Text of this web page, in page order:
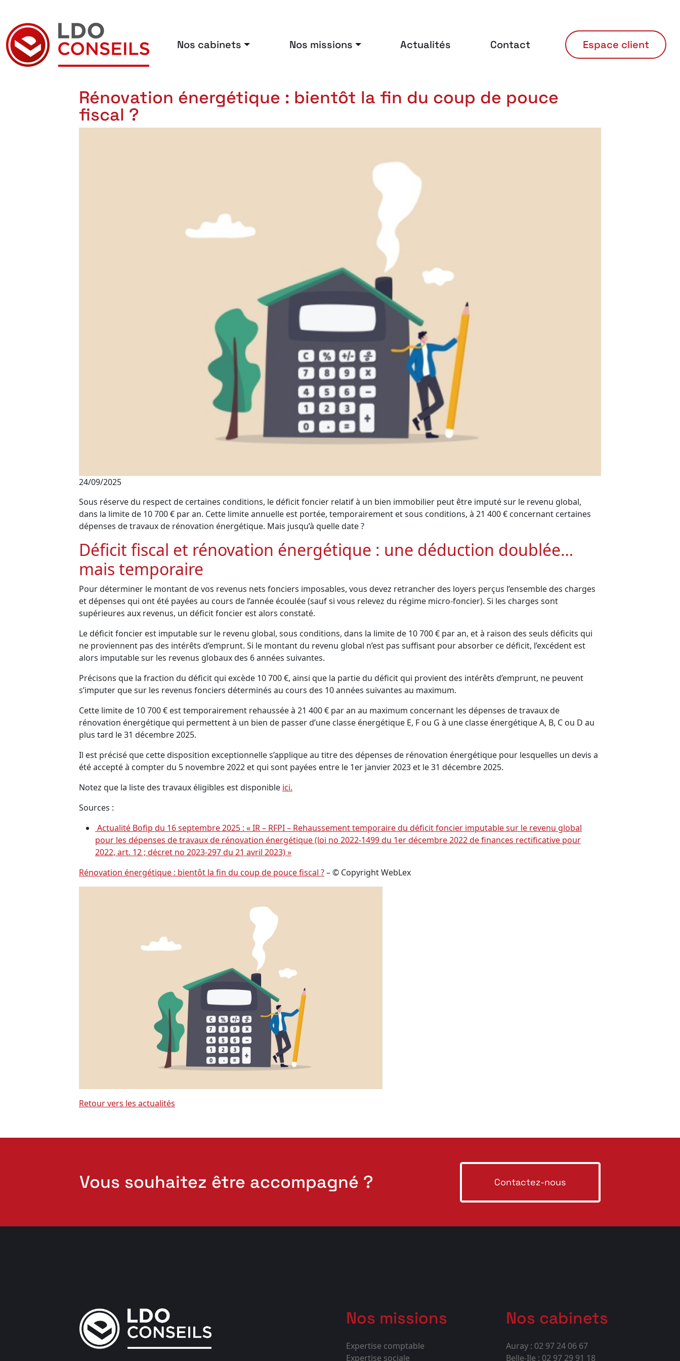
Navigation principale Nos cabinets Nos missions Actualités Contact Espace client
Rénovation énergétique : bientôt la fin du coup de pouce
fiscal ?
24/09/2025
Sous réserve du respect de certaines conditions, le déficit foncier relatif à un bien immobilier peut être imputé sur le revenu global,
dans la limite de 10 700 € par an. Cette limite annuelle est portée, temporairement et sous conditions, à 21 400 € concernant certaines
dépenses de travaux de rénovation énergétique. Mais jusqu’à quelle date ?
Déficit fiscal et rénovation énergétique : une déduction doublée…
mais temporaire
Pour déterminer le montant de vos revenus nets fonciers imposables, vous devez retrancher des loyers perçus l’ensemble des charges
et dépenses qui ont été payées au cours de l’année écoulée (sauf si vous relevez du régime micro-foncier). Si les charges sont
supérieures aux revenus, un déficit foncier est alors constaté.
Le déficit foncier est imputable sur le revenu global, sous conditions, dans la limite de 10 700 € par an, et à raison des seuls déficits qui
ne proviennent pas des intérêts d’emprunt. Si le montant du revenu global n’est pas suffisant pour absorber ce déficit, l’excédent est
alors imputable sur les revenus globaux des 6 années suivantes.
Précisons que la fraction du déficit qui excède 10 700 €, ainsi que la partie du déficit qui provient des intérêts d’emprunt, ne peuvent
s’imputer que sur les revenus fonciers déterminés au cours des 10 années suivantes au maximum.
Cette limite de 10 700 € est temporairement rehaussée à 21 400 € par an au maximum concernant les dépenses de travaux de
rénovation énergétique qui permettent à un bien de passer d’une classe énergétique E, F ou G à une classe énergétique A, B, C ou D au
plus tard le 31 décembre 2025.
Il est précisé que cette disposition exceptionnelle s’applique au titre des dépenses de rénovation énergétique pour lesquelles un devis a
été accepté à compter du 5 novembre 2022 et qui sont payées entre le 1er janvier 2023 et le 31 décembre 2025.
Notez que la liste des travaux éligibles est disponible ici.
Sources :
Actualité Bofip du 16 septembre 2025 : « IR – RFPI – Rehaussement temporaire du déficit foncier imputable sur le revenu global
pour les dépenses de travaux de rénovation énergétique (loi no 2022-1499 du 1er décembre 2022 de finances rectificative pour
2022, art. 12 ; décret no 2023-297 du 21 avril 2023) »
Rénovation énergétique : bientôt la fin du coup de pouce fiscal ?– © Copyright WebLex
Retour vers les actualités
Vous souhaitez être accompagné ? Contactez-nous
Nos missions
Expertise comptable
Expertise sociale
Nos cabinets
Auray : 02 97 24 06 67
Belle-Ile : 02 97 29 91 18